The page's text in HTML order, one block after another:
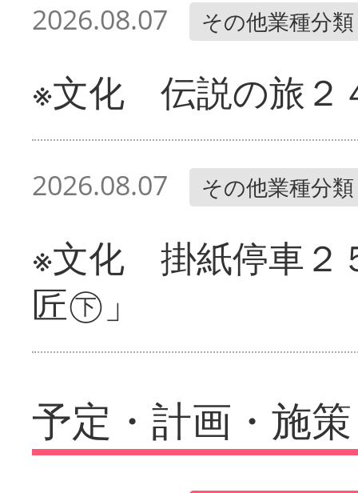
2026.08.07 その他業種分類
※文化 伝説の旅２
2026.08.07 その他業種分類
※文化 掛紙停車２
匠㊦」
予定・計画・施策